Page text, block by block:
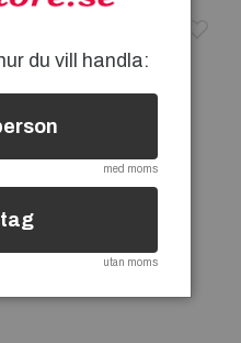
du vill handla:
med moms
utan moms